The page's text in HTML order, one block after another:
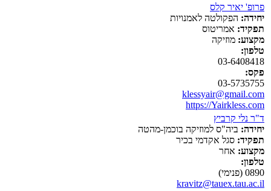
פרופ' יאיר קלס
יחידה: הפקולטה לאמנויות
תפקיד: אמריטוס
מקצוע: מוזיקה
טלפון:
03-6408418
פקס:
03-5735755
klessyair@gmail.com
https://Yairkless.com
ד"ר נלי קרביץ
יחידה: ביה"ס למוזיקה בוכמן-מהטה
תפקיד: סגל אקדמי בכיר
מקצוע: אחר
טלפון:
0890 (פנימי)
kravitz@tauex.tau.ac.il